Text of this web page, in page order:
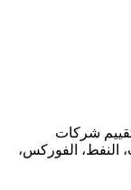
شركات
النفط، الفوركس،